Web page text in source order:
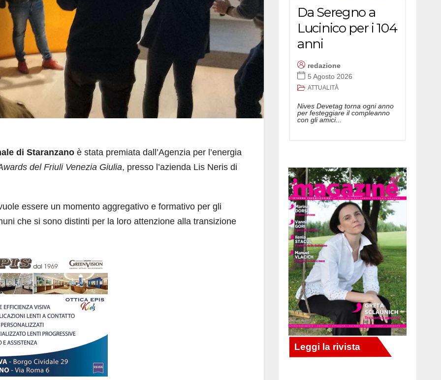
di Staranzano è stata premiata dall’Agenzia per l’energia
del Friuli Venezia Giulia, presso l’azienda Lis Neris di
essere un momento aggregativo e formativo per gli
che si sono distinti per la loro attenzione alla transizione
Da Seregno a
Lucinico per i 104
anni
redazione
5 Agosto 2026
ATTUALITÀ
Nives Devetag torna ogni anno
per festeggiare il compleanno
con gli amici...